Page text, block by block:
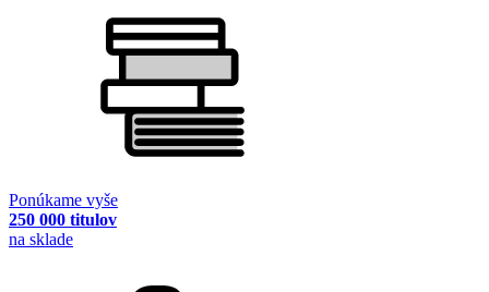
Ponúkame vyše
250 000 titulov
na sklade